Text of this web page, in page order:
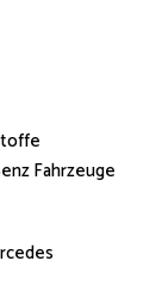
Fahrzeuge